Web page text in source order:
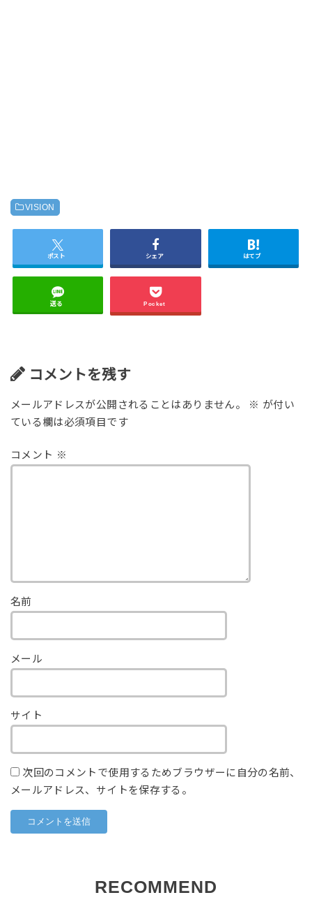
VISION
ポスト シェア はてブ
送る Pocket
コメントを残す
メールアドレスが公開されることはありません。 ※ が付い
ている欄は必須項目です
コメント ※
名前
メール
サイト
次回のコメントで使用するためブラウザーに自分の名前、
メールアドレス、サイトを保存する。
RECOMMEND